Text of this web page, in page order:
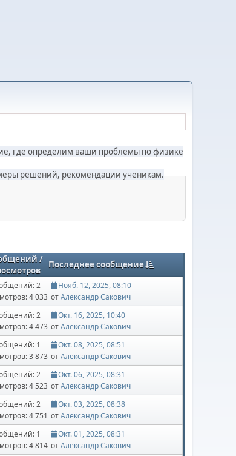
где определим ваши проблемы по физике
решений, рекомендации ученикам.
/
Последнее сообщение
2
4 033
Нояб. 12, 2025, 08:10
отАлександр Сакович
2
4 473
Окт. 16, 2025, 10:40
отАлександр Сакович
1
3 873
Окт. 08, 2025, 08:51
отАлександр Сакович
2
4 523
Окт. 06, 2025, 08:31
отАлександр Сакович
2
4 751
Окт. 03, 2025, 08:38
отАлександр Сакович
1
4 814
Окт. 01, 2025, 08:31
отАлександр Сакович